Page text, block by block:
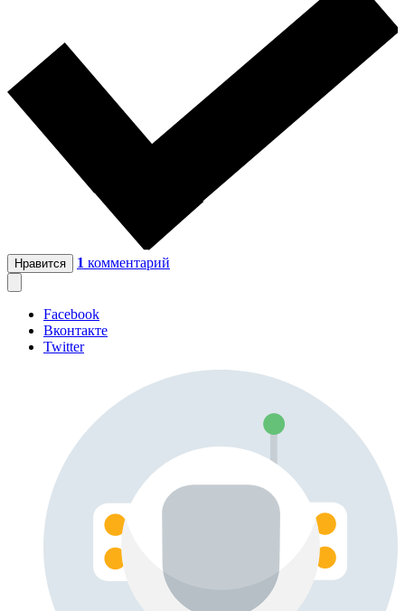
Нравится 1 комментарий
Facebook
Вконтакте
Twitter